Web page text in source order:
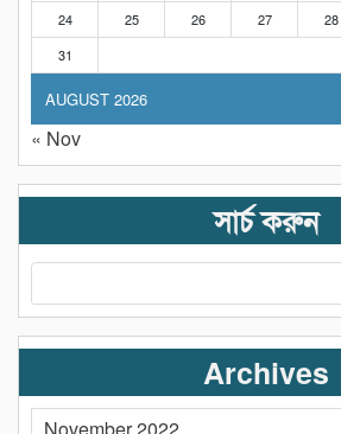
AUGUST 2026
24
25 26 27 28
31
« Nov
সার্চ করুন
Archives